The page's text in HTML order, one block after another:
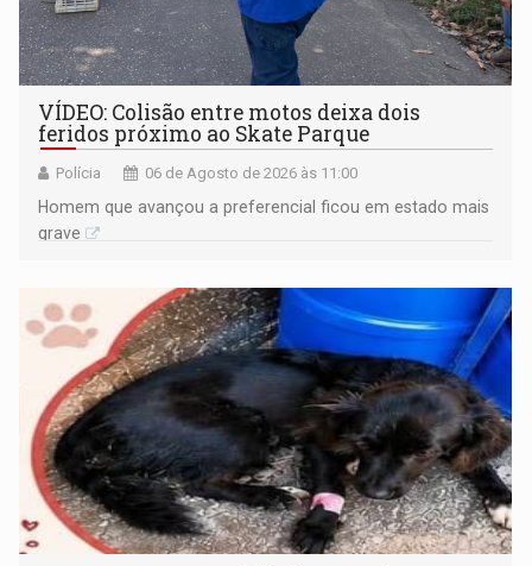
VÍDEO: Colisão entre motos deixa dois
feridos próximo ao Skate Parque
Polícia 06 de Agosto de 2026 às 11:00
Homem que avançou a preferencial ficou em estado mais
grave